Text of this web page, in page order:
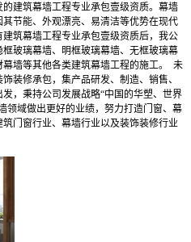
的建筑幕墙工程专业承包壹级资质。幕墙
节能、外观漂亮、易清洁等优势在现代
筑幕墙工程专业承包壹级资质后，我公
玻璃幕墙、明框玻璃幕墙、无框玻璃幕
墙等其他各类建筑幕墙工程的施工。 未
装修承包，集产品研发、制造、销售、
，秉持公司发展战略“中国的华塑、世界
领域做出更好的业绩，努力打造门窗、幕
门窗行业、幕墙行业以及装饰装修行业